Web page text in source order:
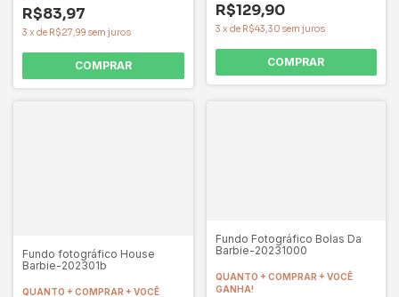
R$83,97
3 x de R$27,99 sem juros
COMPRAR
R$129,90
3 x de R$43,30 sem juros
COMPRAR
Fundo fotográfico House
Barbie-202301b
QUANTO + COMPRAR + VOCÊ
Fundo Fotográfico Bolas Da
Barbie-20231000
QUANTO + COMPRAR + VOCÊ
GANHA!